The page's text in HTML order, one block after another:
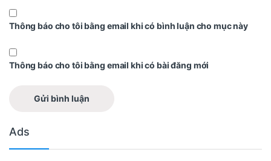
Thông báo cho tôi bằng email khi có bình luận cho mục này
Thông báo cho tôi bằng email khi có bài đăng mới
Ads